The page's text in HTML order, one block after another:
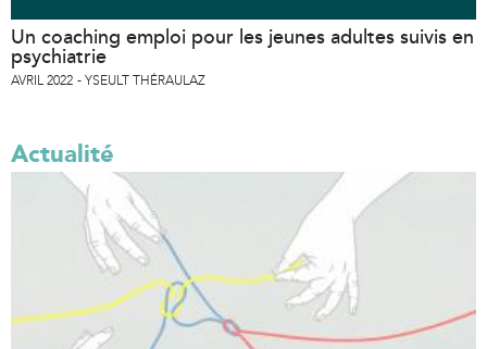
Un coaching emploi pour les jeunes adultes suivis en
psychiatrie
AVRIL 2022 YSEULT THÉRAULAZ
Actualité